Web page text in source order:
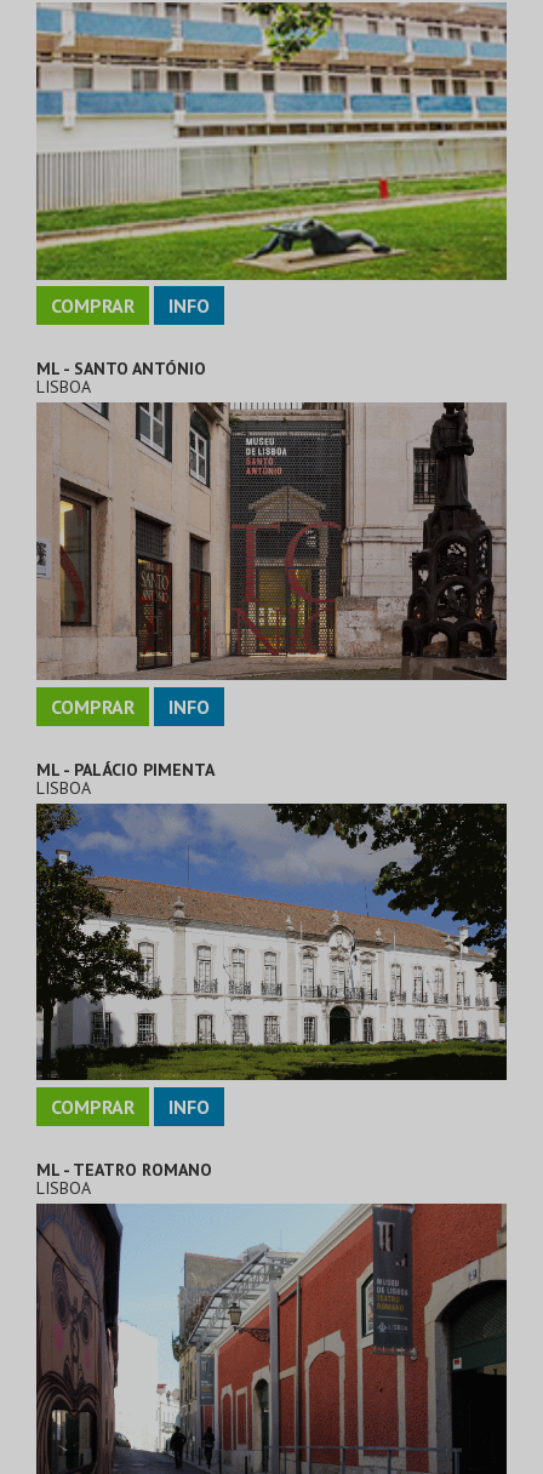
COMPRAR INFO
ML - SANTO ANTÓNIO
LISBOA
COMPRAR INFO
ML - PALÁCIO PIMENTA
LISBOA
COMPRAR INFO
ML - TEATRO ROMANO
LISBOA